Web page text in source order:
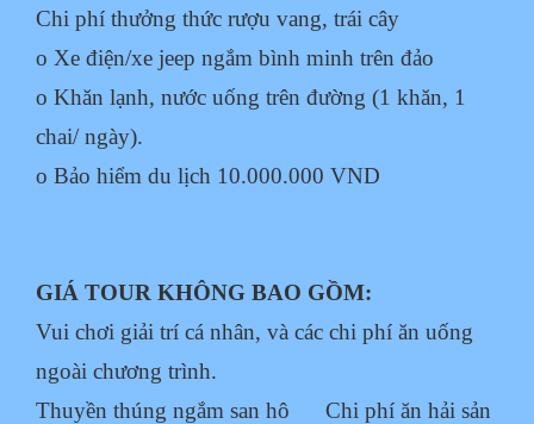
Chi phí thưởng thức rượu vang, trái cây
o Xe điện/xe jeep ngắm bình minh trên đảo
o Khăn lạnh, nước uống trên đường (1 khăn, 1
chai/ ngày).
o Bảo hiểm du lịch 10.000.000 VND
GIÁ TOUR KHÔNG BAO GỒM:
Vui chơi giải trí cá nhân, và các chi phí ăn uống
ngoài chương trình.
Thuyền thúng ngắm san hô Chi phí ăn hải sản